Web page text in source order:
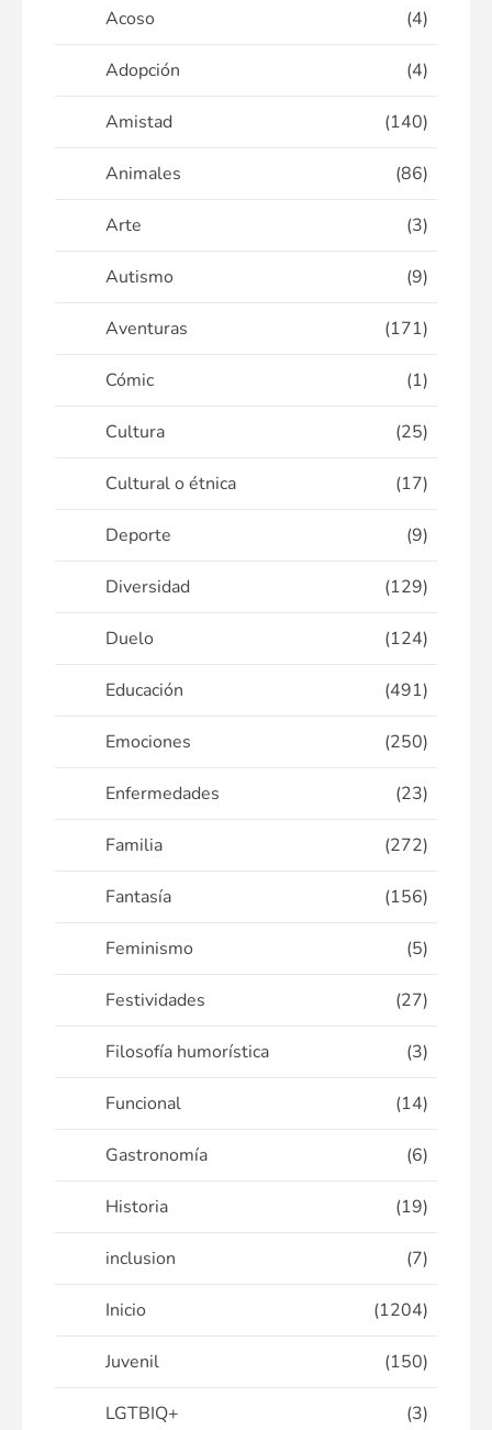
Acoso (4)
Adopción (4)
Amistad (140)
Animales (86)
Arte (3)
Autismo (9)
Aventuras (171)
Cómic (1)
Cultura (25)
Cultural o étnica (17)
Deporte (9)
Diversidad (129)
Duelo (124)
Educación (491)
Emociones (250)
Enfermedades (23)
Familia (272)
Fantasía (156)
Feminismo (5)
Festividades (27)
Filosofía humorística (3)
Funcional (14)
Gastronomía (6)
Historia (19)
inclusion (7)
Inicio (1204)
Juvenil (150)
LGTBIQ+ (3)